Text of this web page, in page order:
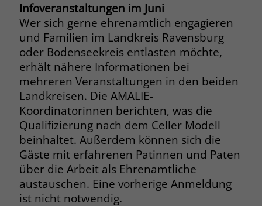
Infoveranstaltungen im Juni
Wer sich gerne ehrenamtlich engagieren
und Familien im Landkreis Ravensburg
oder Bodenseekreis entlasten möchte,
erhält nähere Informationen bei
mehreren Veranstaltungen in den beiden
Landkreisen. Die AMALIE-
Koordinatorinnen berichten, was die
Qualifizierung nach dem Celler Modell
beinhaltet. Außerdem können sich die
Gäste mit erfahrenen Patinnen und Paten
über die Arbeit als Ehrenamtliche
austauschen. Eine vorherige Anmeldung
ist nicht notwendig.
Name _gcl_dc
Anbieter Google Ads
Laufzeit 90 Tage
Zweck
Dieses Cookie wird gesetzt, wenn ein
User über einen Klick auf eine Google
Werbeanzeige auf die Website gelangt.
Es enthält Informationen darüber,
welche Werbeanzeige geklickt wurde,
sodass erzielte Erfolge wie z.B.
Bestellungen oder Kontaktanfragen der
Anzeige zugewiesen werden können.